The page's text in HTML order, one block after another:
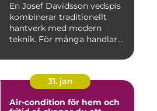
En Josef Davidsson vedspis
kombinerar traditionellt
hantverk med modern
teknik. För många handlar
31. jan
Air-condition för hem och